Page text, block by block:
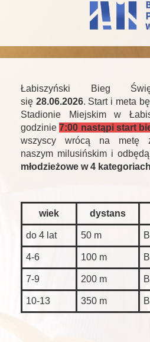
Łabiszyński Bieg
się 28.06.2026. Start i meta
Stadionie Miejskim w
godzinie7:00 nastąpi start
wszyscy wrócą na metę
naszym milusińskim i
młodzieżowe w 4
wiek dystans
do 4 lat 50 m
4-6 100 m
7-9 200 m
10-13 350 m